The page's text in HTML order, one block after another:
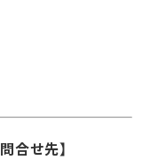
合せ先】